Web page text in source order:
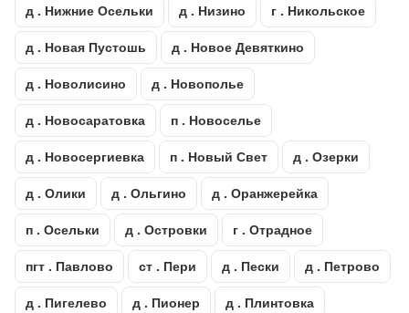
д . Нижние Осельки д . Низино г . Никольское
д . Новая Пустошь д . Новое Девяткино
д . Новолисино д . Новополье
д . Новосаратовка п . Новоселье
д . Новосергиевка п . Новый Свет д . Озерки
д . Олики д . Ольгино д . Оранжерейка
п . Осельки д . Островки г . Отрадное
пгт . Павлово ст . Пери д . Пески д . Петрово
д . Пигелево д . Пионер д . Плинтовка